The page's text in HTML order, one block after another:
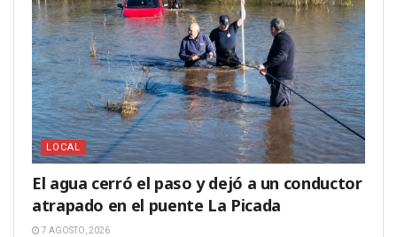
LOCAL
El agua cerró el paso y dejó a un conductor
atrapado en el puente La Picada
7 AGOSTO, 2026